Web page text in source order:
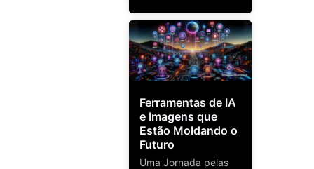
Ferramentas de IA
e Imagens que
Estão Moldando o
Futuro
Uma Jornada pelas